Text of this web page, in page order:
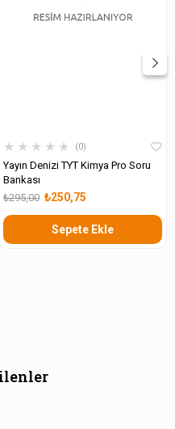
★ ★ ★ ★ ★ 0
Yayın Denizi TYT Kimya Pro Soru
Bankası
₺250,75
₺295,00
Sepete Ekle